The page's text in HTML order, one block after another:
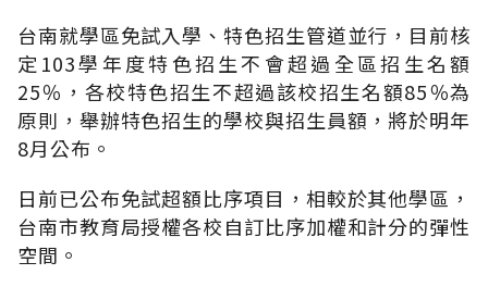
台南就學區免試入學、特色招生管道並行，目前核
定103學年度特色招生不會超過全區招生名額
25％，各校特色招生不超過該校招生名額85％為
原則，舉辦特色招生的學校與招生員額，將於明年
8月公布。
日前已公布免試超額比序項目，相較於其他學區，
台南市教育局授權各校自訂比序加權和計分的彈性
空間。